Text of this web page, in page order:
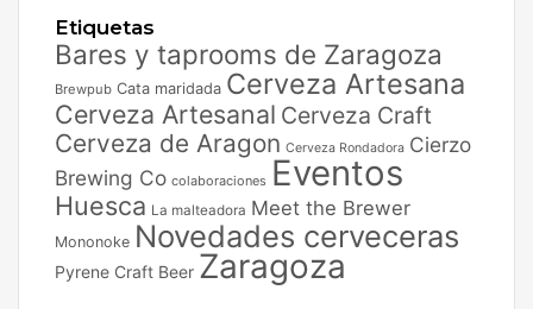
Etiquetas
Bares y taprooms de Zaragoza
Brewpub Cata maridada Cerveza Artesana
Cerveza Artesanal Cerveza Craft
Cerveza de Aragon Cerveza Rondadora Cierzo
Brewing Co colaboraciones Eventos
Huesca La malteadora Meet the Brewer
Mononoke Novedades cerveceras
Pyrene Craft Beer Zaragoza